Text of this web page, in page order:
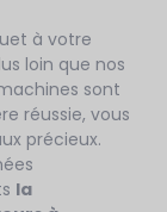
à votre
loin que nos
sont
réussie, vous
précieux.
la